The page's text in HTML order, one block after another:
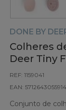
DONE BY
Colheres
Deer Tiny
REF: 1159041
EAN: 5712643055914
Conjunto de